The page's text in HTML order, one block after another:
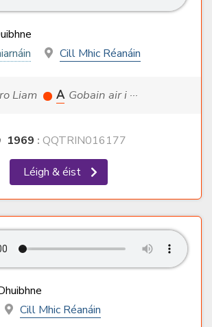
Cill Mhic Réanáin
ro Liam A Gobain air i ···
1969 : QQTRIN016177
Léigh & éist
Cill Mhic Réanáin